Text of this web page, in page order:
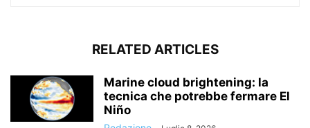
RELATED ARTICLES
Marine cloud brightening: la
tecnica che potrebbe fermare El
Niño